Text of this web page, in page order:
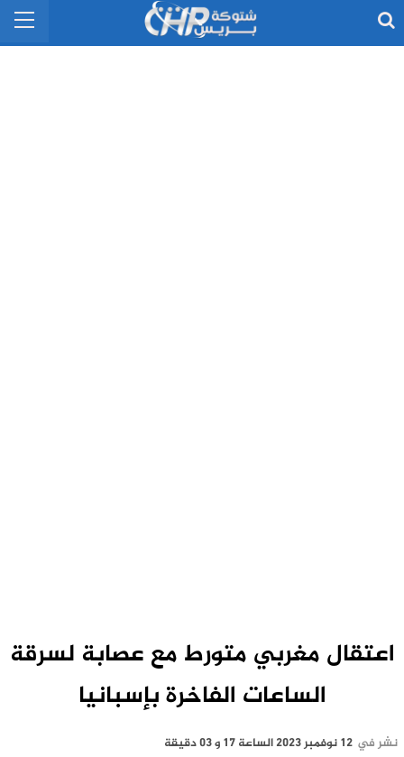
اعتقال مغربي متورط مع عصابة لسرقة
الساعات الفاخرة بإسبانيا
نشر في 12 نوفمبر 2023 الساعة 17 و 03 دقيقة